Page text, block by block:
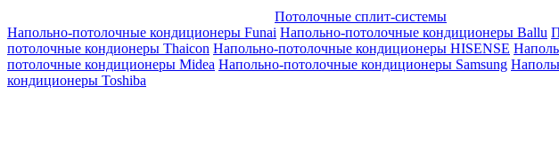
Потолочные сплит-системы
Напольно-потолочные кондиционеры Funai Напольно-потолочные кондиционеры Ballu
потолочные кондионеры Thaicon Напольно-потолочные кондиционеры HISENSE
потолочные кондиционеры Midea Напольно-потолочные кондиционеры Samsung
кондиционеры Toshiba